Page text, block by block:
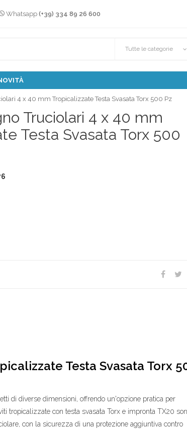
Whatsapp (+39) 334 89 26 600
Tutte le categorie
4 x 40 mm Tropicalizzate Testa Svasata Torx 500 Pz
Truciolari 4 x 40 mm
Testa Svasata Torx 500
Testa Svasata Torx
di diverse dimensioni, offrendo un'opzione pratica per
tropicalizzate con testa svasata Torx e impronta TX20
con la sicurezza di una protezione aggiuntiva contro